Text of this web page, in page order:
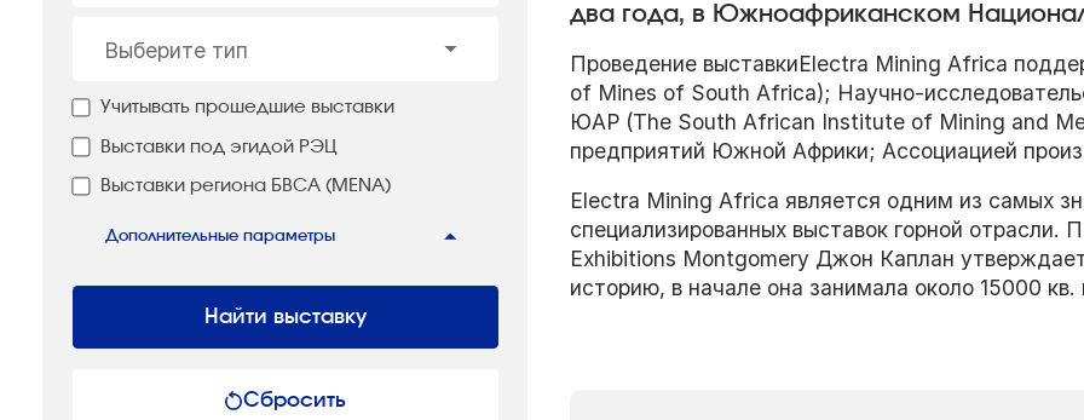
Выберите тип
Учитывать прошедшие выставки
Выставки под эгидой РЭЦ
Выставки региона БВСА (MENA)
Дополнительные параметры
Найти выставку
Сбросить
два года, в Южноафриканском
Проведение выставкиElectra Mining Africa
of Mines of South Africa); Научно-
ЮАР (The South African Institute of Mining and
предприятий Южной Африки; Ассоциацией
Electra Mining Africa является одним из самых
специализированных выставок горной отрасли.
Exhibitions Montgomery Джон Каплан
историю, в начале она занимала около 15000